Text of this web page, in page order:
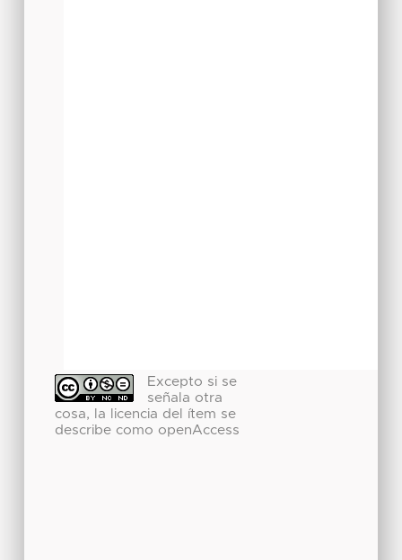
Excepto si se
señala otra
cosa, la licencia del ítem se
describe como openAccess